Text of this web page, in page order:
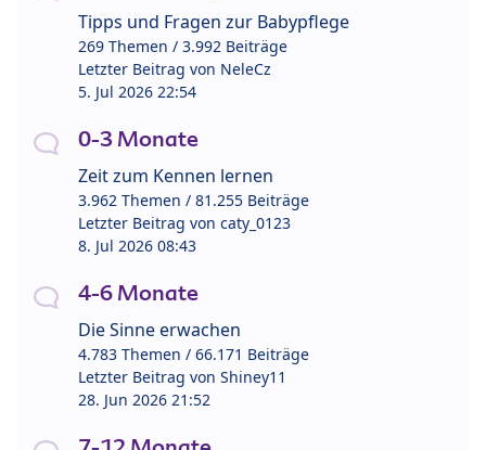
Tipps und Fragen zur Babypflege
269 Themen / 3.992 Beiträge
Letzter Beitrag von NeleCz
5. Jul 2026 22:54
0-3 Monate
Zeit zum Kennen lernen
3.962 Themen / 81.255 Beiträge
Letzter Beitrag von caty_0123
8. Jul 2026 08:43
4-6 Monate
Die Sinne erwachen
4.783 Themen / 66.171 Beiträge
Letzter Beitrag von Shiney11
28. Jun 2026 21:52